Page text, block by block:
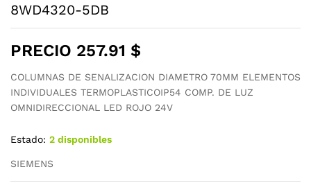
8WD4320-5DB
PRECIO 257.91 $
COLUMNAS DE SENALIZACION DIAMETRO 70MM ELEMENTOS
INDIVIDUALES TERMOPLASTICOIP54 COMP. DE LUZ
OMNIDIRECCIONAL LED ROJO 24V
Estado: 2 disponibles
SIEMENS